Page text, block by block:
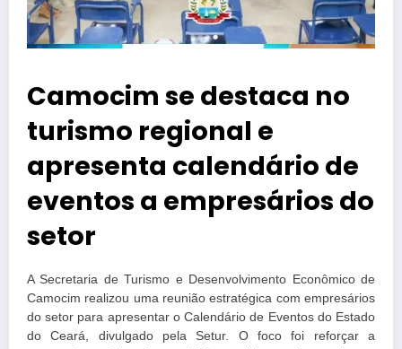
Camocim se destaca no
turismo regional e
apresenta calendário de
eventos a empresários do
setor
A Secretaria de Turismo e Desenvolvimento Econômico de
Camocim realizou uma reunião estratégica com empresários
do setor para apresentar o Calendário de Eventos do Estado
do Ceará, divulgado pela Setur. O foco foi reforçar a